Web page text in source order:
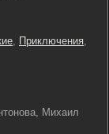
, Приключения,
Михаил